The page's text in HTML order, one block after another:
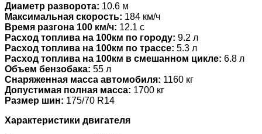
Диаметр разворота: 10.6 м
Максимальная скорость: 184 км/ч
Время разгона 100 км/ч: 12.1 c
Расход топлива на 100км по городу: 9.2 л
Расход топлива на 100км по трассе: 5.3 л
Расход топлива на 100км в смешанном цикле: 6.8 л
Объем бензобака: 55 л
Снаряженная масса автомобиля: 1160 кг
Допустимая полная масса: 1700 кг
Размер шин: 175/70 R14
Характеристики двигателя